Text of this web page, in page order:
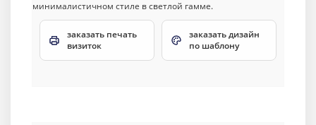
заказать печать
визиток
заказать дизайн
по шаблону